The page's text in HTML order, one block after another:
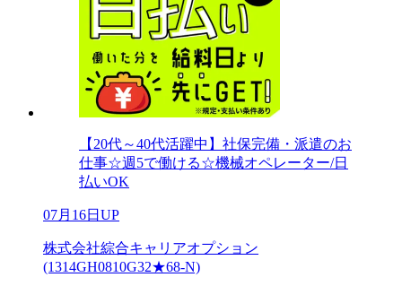
【20代～40代活躍中】社保完備・派遣のお
仕事☆週5で働ける☆機械オペレーター/日
払いOK
07月16日UP
株式会社綜合キャリアオプション
(1314GH0810G32★68-N)